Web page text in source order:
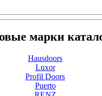
марки
Hausdoors
Luxor
Profil Doors
Puerto